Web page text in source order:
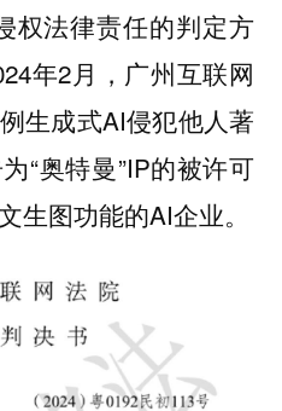
权法律责任的判定方
年2月，广州互联网
生成式AI侵犯他人著
“奥特曼”IP的被许可
生图功能的AI企业。